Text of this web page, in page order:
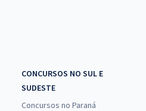
CONCURSOS NO SUL E
SUDESTE
Concursos no Paraná